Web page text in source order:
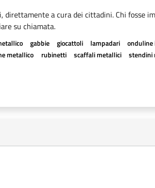
a cura dei cittadini. Chi fosse
su chiamata.
gabbie giocattoli lampadari
onduline
metallico rubinetti scaffali metallici
stendini